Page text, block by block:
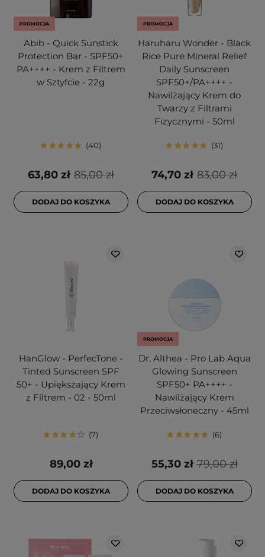
PROMOCJA
Abib - Quick Sunstick
Protection Bar - SPF50+
PA++++ - Krem z Filtrem
w Sztyfcie - 22g
40
85,00 zł
63,80 zł
DODAJ DO KOSZYKA
PROMOCJA
Haruharu Wonder - Black
Rice Pure Mineral Relief
Daily Sunscreen
SPF50+/PA++++ -
Nawilżający Krem do
Twarzy z Filtrami
Fizycznymi - 50ml
31
83,00 zł
74,70 zł
DODAJ DO KOSZYKA
HanGlow - PerfecTone -
Tinted Sunscreen SPF
50+ - Upiększający Krem
z Filtrem - 02 - 50ml
7
89,00 zł
DODAJ DO KOSZYKA
PROMOCJA
Dr. Althea - Pro Lab Aqua
Glowing Sunscreen
SPF50+ PA++++ -
Nawilżający Krem
Przeciwsłoneczny - 45ml
6
79,00 zł
55,30 zł
DODAJ DO KOSZYKA